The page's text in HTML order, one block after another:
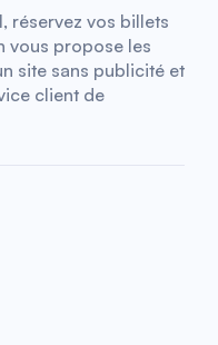
réservez vos billets
vous propose les
site sans publicité et
client de